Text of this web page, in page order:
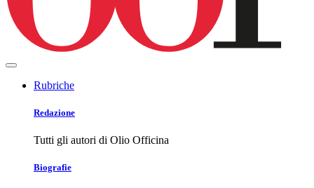
Rubriche
Redazione
Tutti gli autori di Olio Officina
Biografie